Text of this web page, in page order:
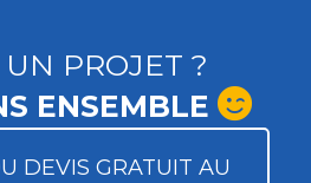
PROJET ?
ENSEMBLE
DEVIS GRATUIT AU